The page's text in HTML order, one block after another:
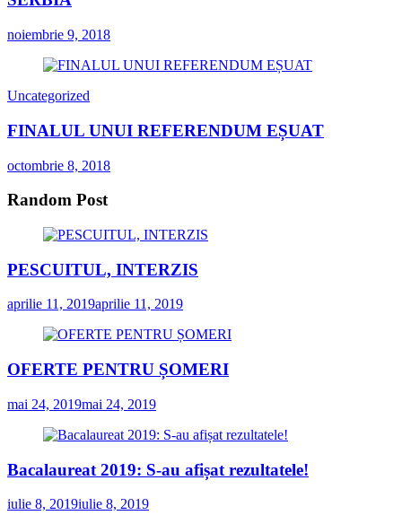
noiembrie 9, 2018
Uncategorized
FINALUL UNUI REFERENDUM EȘUAT
octombrie 8, 2018
Random Post
PESCUITUL, INTERZIS
aprilie 11, 2019aprilie 11, 2019
OFERTE PENTRU ȘOMERI
mai 24, 2019mai 24, 2019
Bacalaureat 2019: S-au afișat rezultatele!
iulie 8, 2019iulie 8, 2019